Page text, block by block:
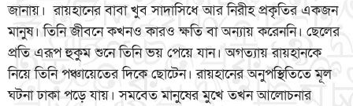
জানায়। রায়হানের বাবা খুব সাদাসিধে আর নিরীহ প্রকৃতির একজন
মানুষ। তিনি জীবনে কখনও কারও ক্ষতি বা অন্যায় করেননি। ছেলের
প্রতি এরূপ হুকুম শুনে তিনি ভয় পেয়ে যান। অগত্যায় রায়হানকে
নিয়ে তিনি পঞ্চায়েতের দিকে ছোটেন। রায়হানের অনুপস্থিতিতে মূল
ঘটনা ঢাকা পড়ে যায়। সমবেত মানুষের মুখে তখন আলোচনার